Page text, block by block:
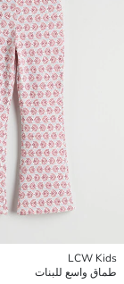
LCW Kids
طماق واسع للبنات